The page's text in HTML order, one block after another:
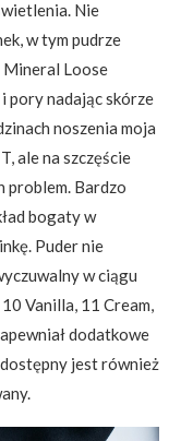
Nie
w tym pudrze
Mineral Loose
pory nadając skórze
noszenia moja
ale na szczęście
problem. Bardzo
bogaty w
Puder nie
w ciągu
Vanilla, 11 Cream,
dodatkowe
jest również